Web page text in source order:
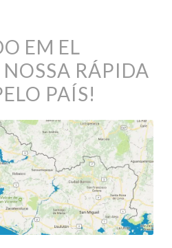
EM EL
RÁPIDA
PAÍS!